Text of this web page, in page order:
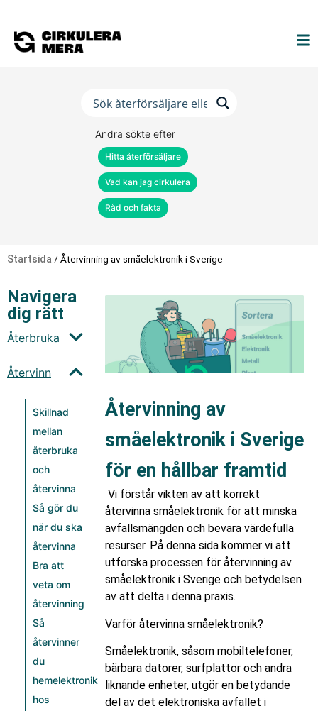
Andra sökte efter
Hitta återförsäljare
Vad kan jag cirkulera
Råd och fakta
Startsida / Återvinning av småelektronik i Sverige
Navigera
dig rätt
Återbruka
Återvinn
Skillnad
mellan
återbruka
och
återvinna
Så gör du
när du ska
återvinna
Bra att
veta om
återvinning
Så
återvinner
du
hemelektronik
hos
Återvinning av
småelektronik i Sverige
för en hållbar framtid
Vi förstår vikten av att korrekt
återvinna småelektronik för att minska
avfallsmängden och bevara värdefulla
resurser. På denna sida kommer vi att
utforska processen för återvinning av
småelektronik i Sverige och betydelsen
av att delta i denna praxis.
Varför återvinna småelektronik?
Småelektronik, såsom mobiltelefoner,
bärbara datorer, surfplattor och andra
liknande enheter, utgör en betydande
del av det elektroniska avfallet i